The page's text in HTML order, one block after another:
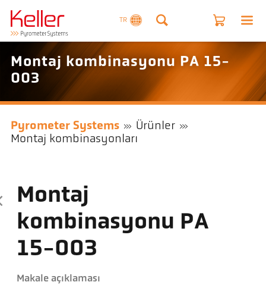
TR
Montaj kombinasyonu PA 15-
003
Pyrometer Systems
Ürünler
Montaj kombinasyonları
Montaj
kombinasyonu PA
15-003
Makale açıklaması